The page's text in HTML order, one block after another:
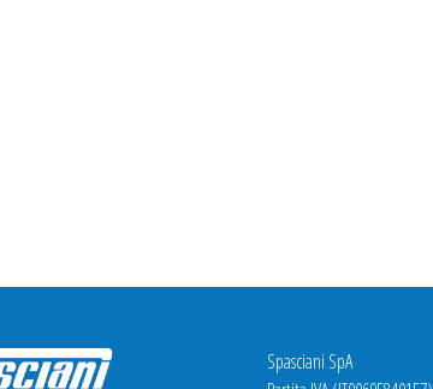
Spasciani SpA